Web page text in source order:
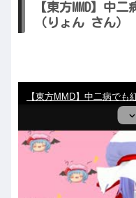
【東方MMD】中
（りょん さん）